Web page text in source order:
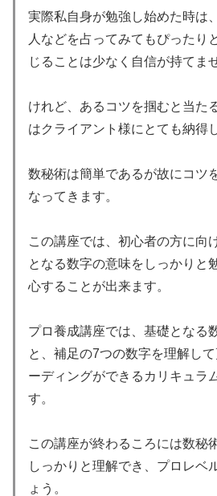
実際私自身が勉強し始めた時は
人などを占ってみてもぴったり
じることは少なく自信が持てま
けれど、あるコツを掴むと当た
はクライアント様にとても納得
数秘術は簡単であるが故にコツ
なってきます。
この講座では、初心者の方に向
となる数字の意味をしっかりと
心することが出来ます。
プロ養成講座では、基礎となる
と、補足の7つの数字を理解し
ーディングができるカリキュラ
す。
この講座が終わるころには数秘
しっかりと理解でき、プロレベ
ょう。